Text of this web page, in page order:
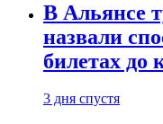
В Альянсе
назвали
билетах до
3 дня спустя